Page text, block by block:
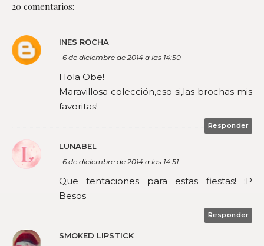
20 comentarios:
INES ROCHA
6 de diciembre de 2014 a las 14:50
Hola Obe!
Maravillosa colección,eso si,las brochas mis
favoritas!
Responder
LUNABEL
6 de diciembre de 2014 a las 14:51
Que tentaciones para estas fiestas! :P
Besos
Responder
SMOKED LIPSTICK